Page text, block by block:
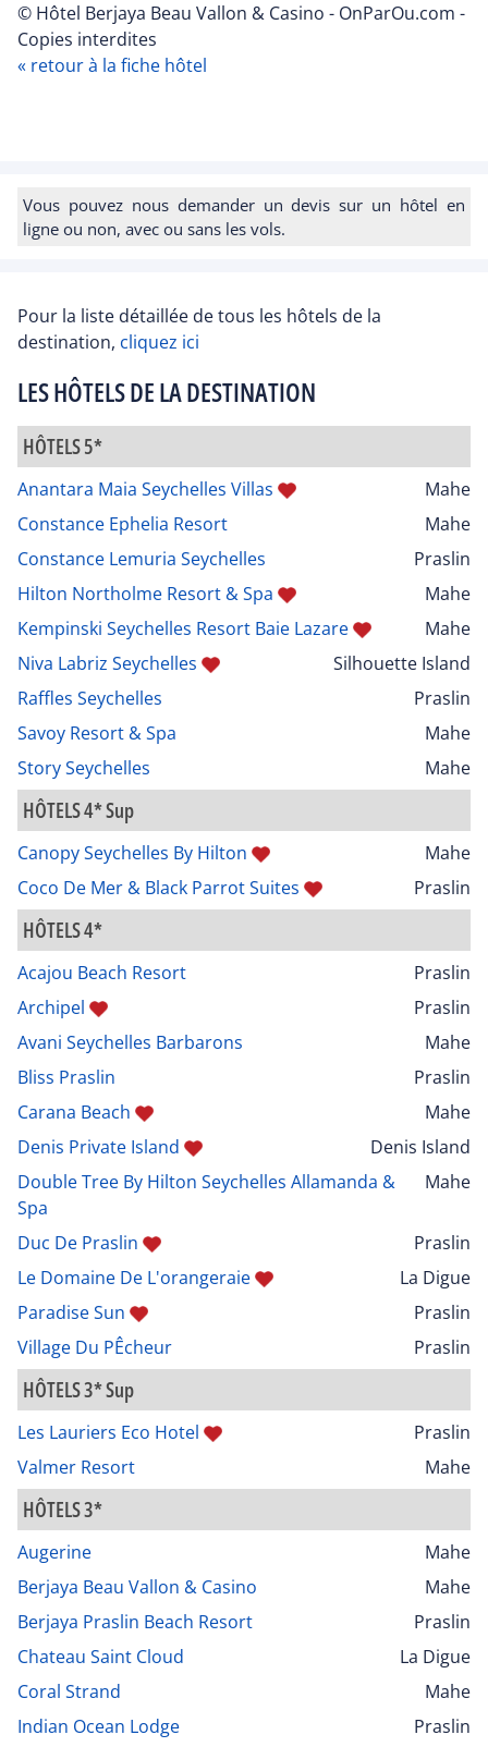
© Hôtel Berjaya Beau Vallon & Casino - OnParOu.com -
Copies interdites
« retour à la fiche hôtel
Vous pouvez nous demander un devis sur un hôtel en
ligne ou non, avec ou sans les vols.
Pour la liste détaillée de tous les hôtels de la
destination, cliquez ici
LES HÔTELS DE LA DESTINATION
HÔTELS 5*
Anantara Maia Seychelles Villas
Mahe
Constance Ephelia Resort
Mahe
Constance Lemuria Seychelles
Praslin
Hilton Northolme Resort & Spa
Mahe
Kempinski Seychelles Resort Baie Lazare
Mahe
Niva Labriz Seychelles
Silhouette Island
Raffles Seychelles
Praslin
Savoy Resort & Spa
Mahe
Story Seychelles
Mahe
HÔTELS 4* Sup
Canopy Seychelles By Hilton
Mahe
Coco De Mer & Black Parrot Suites
Praslin
HÔTELS 4*
Acajou Beach Resort
Praslin
Archipel
Praslin
Avani Seychelles Barbarons
Mahe
Bliss Praslin
Praslin
Carana Beach
Mahe
Denis Private Island
Denis Island
Double Tree By Hilton Seychelles Allamanda &
Spa
Mahe
Duc De Praslin
Praslin
Le Domaine De L'orangeraie
La Digue
Paradise Sun
Praslin
Village Du PÊcheur
Praslin
HÔTELS 3* Sup
Les Lauriers Eco Hotel
Praslin
Valmer Resort
Mahe
HÔTELS 3*
Augerine
Mahe
Berjaya Beau Vallon & Casino
Mahe
Berjaya Praslin Beach Resort
Praslin
Chateau Saint Cloud
La Digue
Coral Strand
Mahe
Indian Ocean Lodge
Praslin